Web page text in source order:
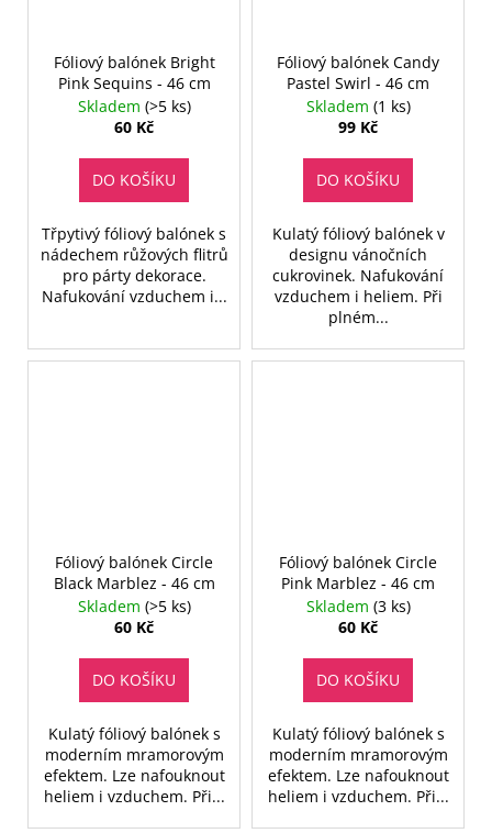
Fóliový balónek Bright
Pink Sequins - 46 cm
Skladem (>5 ks)
60 Kč
DO KOŠÍKU
Třpytivý fóliový balónek s
nádechem růžových flitrů
pro párty dekorace.
Nafukování vzduchem i...
Fóliový balónek Candy
Pastel Swirl - 46 cm
Skladem (1 ks)
99 Kč
DO KOŠÍKU
Kulatý fóliový balónek v
designu vánočních
cukrovinek. Nafukování
vzduchem i heliem. Při
plném...
Fóliový balónek Circle
Black Marblez - 46 cm
Skladem (>5 ks)
60 Kč
DO KOŠÍKU
Kulatý fóliový balónek s
moderním mramorovým
efektem. Lze nafouknout
heliem i vzduchem. Při...
Fóliový balónek Circle
Pink Marblez - 46 cm
Skladem (3 ks)
60 Kč
DO KOŠÍKU
Kulatý fóliový balónek s
moderním mramorovým
efektem. Lze nafouknout
heliem i vzduchem. Při...